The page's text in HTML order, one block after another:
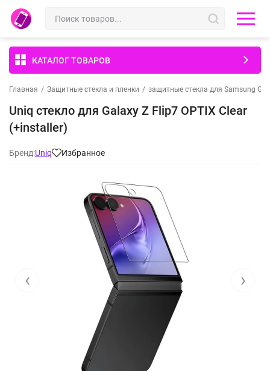
КАТАЛОГ ТОВАРОВ
Главная / Защитные стекла и пленки / защитные стекла для Samsung
Uniq стекло для Galaxy Z Flip7 OPTIX Clear
(+installer)
Бренд:Uniq Избранное
‹ ›